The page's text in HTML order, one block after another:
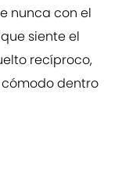
nunca con el
siente el
recíproco,
cómodo dentro